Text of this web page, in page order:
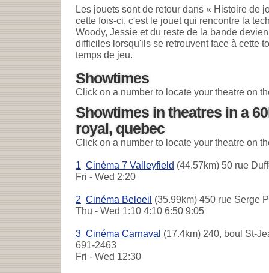
Les jouets sont de retour dans « Histoire de
cette fois-ci, c'est le jouet qui rencontre la
Woody, Jessie et du reste de la bande
difficiles lorsqu'ils se retrouvent face à cette
temps de jeu.
Showtimes
Click on a number to locate your theatre on
Showtimes in theatres in a
royal, quebec
Click on a number to locate your theatre on
1 Cinéma 7 Valleyfield (44.57km) 50 rue
Fri - Wed 2:20
2 Cinéma Beloeil (35.99km) 450 rue Serge
Thu - Wed 1:10 4:10 6:50 9:05
3 Cinéma Carnaval (17.4km) 240, boul St-
691-2463
Fri - Wed 12:30